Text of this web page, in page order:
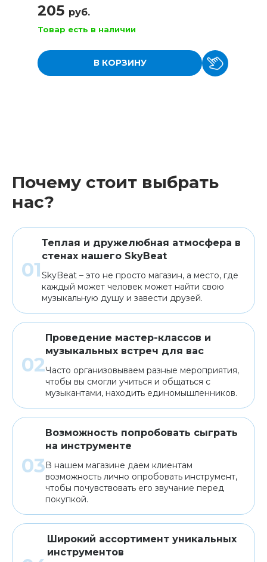
205 руб.
Товар есть в наличии
В КОРЗИНУ
Почему стоит выбрать
нас?
Теплая и дружелюбная атмосфера в
стенах нашего SkyBeat
SkyBeat – это не просто магазин, а место, где
каждый может человек может найти свою
музыкальную душу и завести друзей.
Проведение мастер-классов и
музыкальных встреч для вас
Часто организовываем разные мероприятия,
чтобы вы смогли учиться и общаться с
музыкантами, находить единомышленников.
Возможность попробовать сыграть
на инструменте
В нашем магазине даем клиентам
возможность лично опробовать инструмент,
чтобы почувствовать его звучание перед
покупкой.
Широкий ассортимент уникальных
инструментов